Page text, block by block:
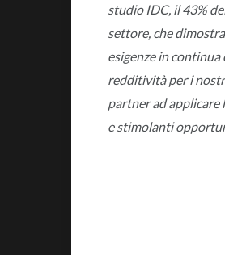
studio IDC, il 43%
settore, che
esigenze in
redditività per i
partner ad applicare
e stimolanti